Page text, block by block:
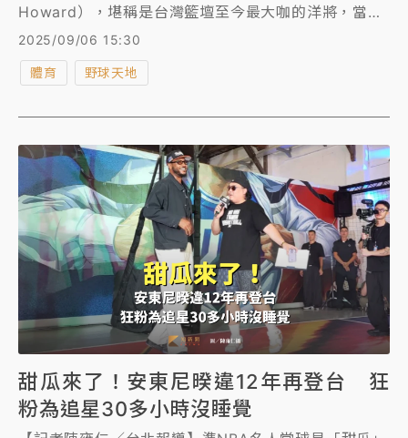
Howard），堪稱是台灣籃壇至今最大咖的洋將，當時
曾讓全台掀起一波「魔獸」熱潮，明（7日）霍華德又
將解鎖人生重大成就，那就是正式進入美國籃球名人
堂，成為今年最年輕的入堂成員。
2025/09/06 15:30
體育 野球天地
甜瓜來了！安東尼暌違12年再登台 狂
粉為追星30多小時沒睡覺